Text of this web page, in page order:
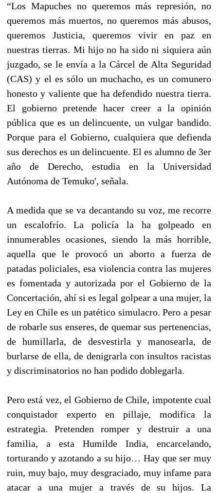
“Los Mapuches no queremos más represión, no
queremos más muertos, no queremos más abusos,
queremos Justicia, queremos vivir en paz en
nuestras tierras. Mi hijo no ha sido ni siquiera aún
juzgado, se le envía a la Cárcel de Alta Seguridad
(CAS) y el es sólo un muchacho, es un comunero
honesto y valiente que ha defendido nuestra tierra.
El gobierno pretende hacer creer a la opinión
pública que es un delincuente, un vulgar bandido.
Porque para el Gobierno, cualquiera que defienda
sus derechos es un delincuente. El es alumno de 3er
año de Derecho, estudia en la Universidad
Autónoma de Temuko', señala.
A medida que se va decantando su voz, me recorre
un escalofrío. La policía la ha golpeado en
innumerables ocasiones, siendo la más horrible,
aquella que le provocó un aborto a fuerza de
patadas policiales, esa violencia contra las mujeres
es fomentada y autorizada por el Gobierno de la
Concertación, ahí si es legal golpear a una mujer, la
Ley en Chile es un patético simulacro. Pero a pesar
de robarle sus enseres, de quemar sus pertenencias,
de humillarla, de desvestirla y manosearla, de
burlarse de ella, de denigrarla con insultos racistas
y discriminatorios no han podido doblegarla.
Pero está vez, el Gobierno de Chile, impotente cual
conquistador experto en pillaje, modifica la
estrategia. Pretenden romper y destruir a una
familia, a esta Humilde India, encarcelando,
torturando y azotando a su hijo… Hay que ser muy
ruin, muy bajo, muy desgraciado, muy infame para
atacar a una mujer a través de su hijos. La